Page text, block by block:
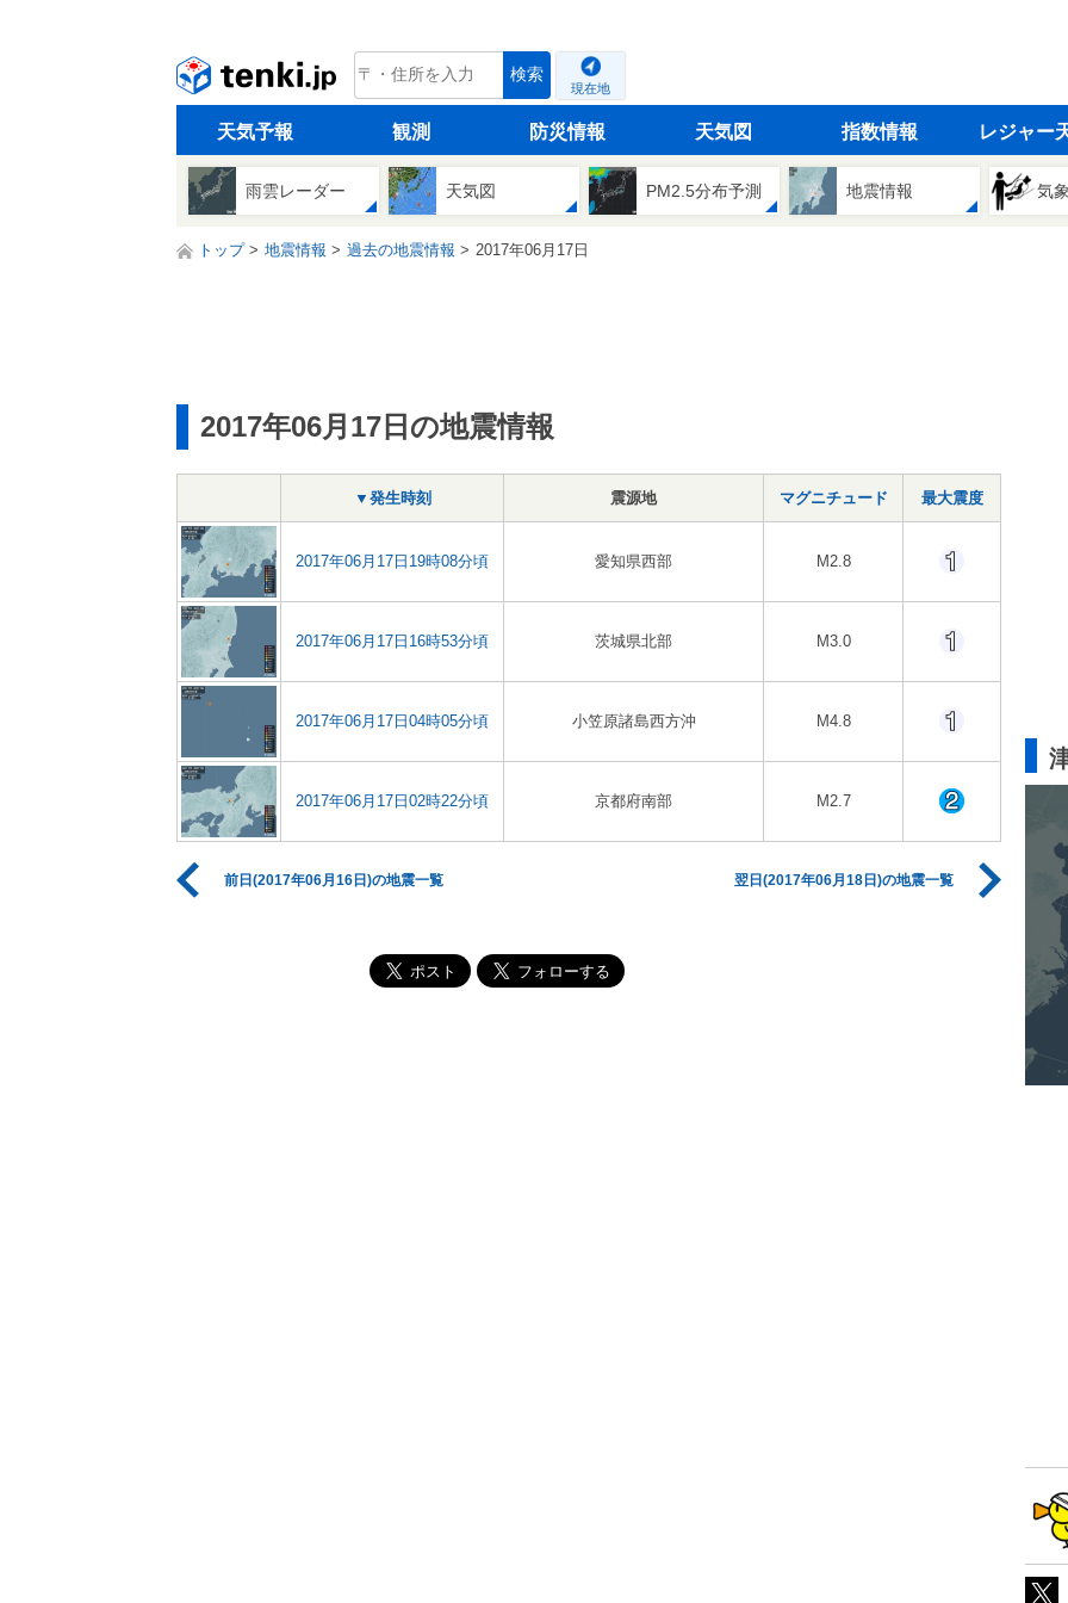
tenki.jp 検索
現在地
天気予報 観測 防災情報 天気図 指数情報 レジャー
雨雲レーダー 天気図 PM2.5分布予測 地震情報 気
トップ 地震情報 過去の地震情報 2017年06月17日
2017年06月17日の地震情報
▼発生時刻 震源地 マグニチュード 最大震度
2017年06月17日19時08分頃 愛知県西部 M2.8
2017年06月17日16時53分頃 茨城県北部 M3.0
2017年06月17日04時05分頃 小笠原諸島西方沖 M4.8
2017年06月17日02時22分頃 京都府南部 M2.7
前日(2017年06月16日)の地震一覧 翌日(2017年06月18日)の地震一覧